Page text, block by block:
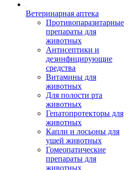
Ветеринарная аптека
Противопаразитарные
препараты для
животных
Антисептики и
дезинфицирующие
средства
Витамины для
животных
Для полости рта
животных
Гепатопротекторы для
животных
Капли и лосьоны для
ушей животных
Гомеопатические
препараты для
животных